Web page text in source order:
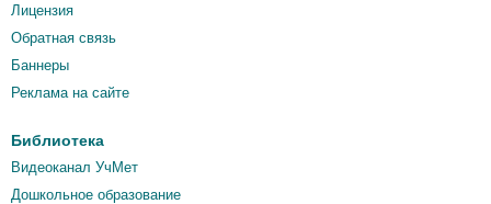
Лицензия
Обратная связь
Баннеры
Реклама на сайте
Библиотека
Видеоканал УчМет
Дошкольное образование